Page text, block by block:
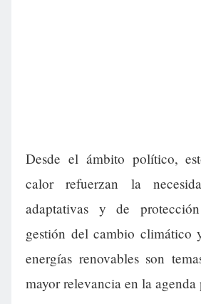
Desde el ámbito político,
calor refuerzan la
adaptativas y de
gestión del cambio climático
energías renovables son
mayor relevancia en la